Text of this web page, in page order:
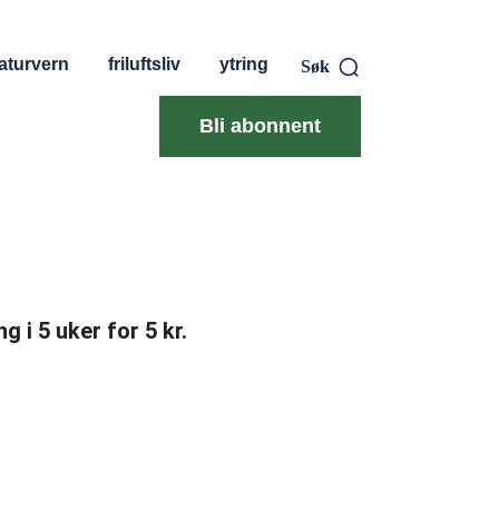
friluftsliv ytring Søk
Bli abonnent
i 5 uker for 5 kr.